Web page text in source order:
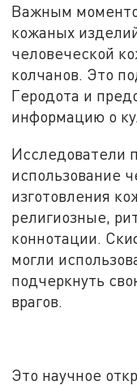
Важным
кожаных
человеческой
колчанов. Это
Геродота и
информацию о
Исследователи
использование
изготовления
религиозные,
коннотации.
могли
подчеркнуть
врагов.
Это научное